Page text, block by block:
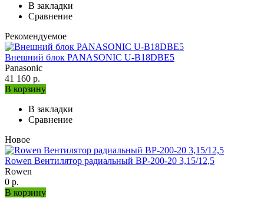
В закладки
Сравнение
Рекомендуемое
Внешний блок PANASONIC U-B18DBE5
Panasonic
41 160 р.
В корзину
В закладки
Сравнение
Новое
Rowen Вентилятор радиальный ВР-200-20 3,15/12,5
Rowen
0 р.
В корзину